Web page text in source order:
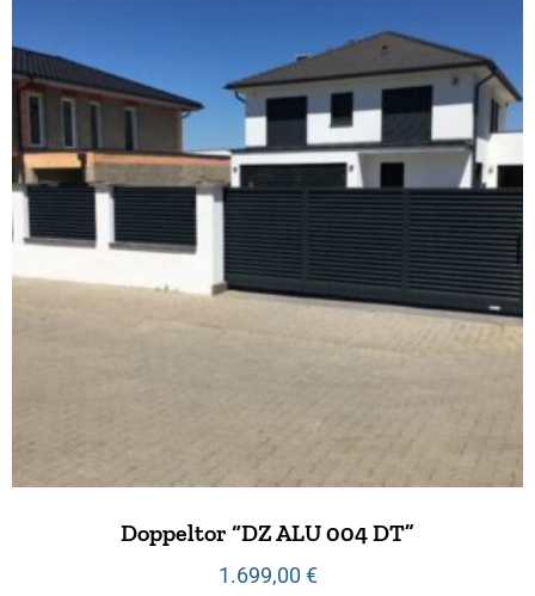
Doppeltor “DZ ALU 004 DT”
1.699,00 €